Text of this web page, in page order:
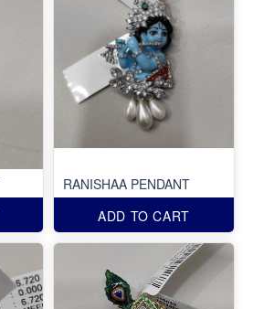
RANISHAA PENDANT
ADD TO CART